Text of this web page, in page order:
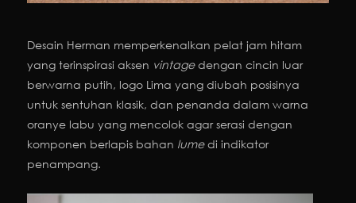
Desain Herman memperkenalkan pelat jam hitam
yang terinspirasi aksen vintagedengan cincin luar
berwarna putih, logo Lima yang diubah posisinya
untuk sentuhan klasik, dan penanda dalam warna
oranye labu yang mencolok agar serasi dengan
komponen berlapis bahan lumedi indikator
penampang.